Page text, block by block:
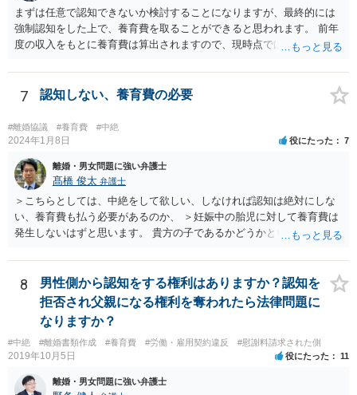
わず，協議によって適切な範囲での支払いに関する合意を目指す方が
良いかと思われます。 【③について】 事実か否かにかかわらず，相手
の社会的評価を損なうような投稿であれば，名誉毀損となり得ます。
は，発信者自身の情報の開示を受けた上で，発進した当人に対する損
害賠償請求等を行うことも可能です。
まずは任意で認知できないか検討することになりますが、最終的には
強制認知をした上で、養育費を取ることができると思われます。 前年
度の収入をもとに養育費は算出されますので、現時点では少額しか取
育費の増額調停を起こすこともできます。 仮に中絶する場合でも、相
手方が妊娠について話し合いをしっかりしてくれない場合には、慰謝
関わりが不可欠となると思われますので、一度話し合った上で、法律
事務所へ早めのご相談をされたほうがよろしいかと思います。
7 認知しない、養育費の必要
#離婚協議 #養育費 #中絶
2024年1月8日 役にたった 7
離婚・男女問題に強い弁護士
髙橋 俊太 弁護士
＞こちらとしては、中絶をして欲しい、しなければ認知は絶対にしな
い、養育費も払う必要があるのか、 ＞妊娠中の胎児に対して養育費は
発生しないはずと思います。 貴方の子であるかどうかという問題は残
すが、仮に貴方の子であれば、認知はせざるを得ず、養育費の支払義
務も生じることになります。なお、妊娠中の胎児については、（事前
に話し合って養育費の取り決めをしておくことはできますが、母親が
胎児を代理して）養育費を請求することはできません。
8
男性側から認知をする権利はありますか？認知を
拒否され父親になる権利を奪われたら法律問題に
なりますか？
#中絶 #離婚書類作成 #養育費 #労働・雇用契約違反 #慰謝料請求された側
2019年10月5日 役にたった 11
離婚・男女問題に強い弁護士